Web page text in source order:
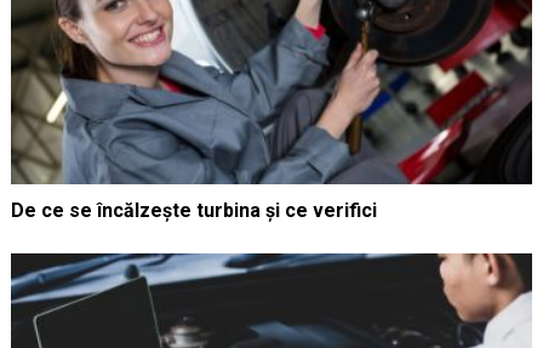
De ce se încălzește turbina și ce verifici